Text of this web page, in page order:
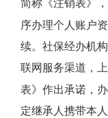
简称《注销表》
序办理个人账户
续。社保经办机
联网服务渠道，
表》作出承诺，
定继承人携带本